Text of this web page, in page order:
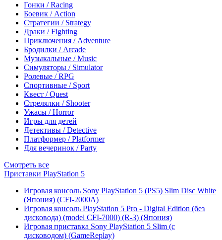
Гонки / Racing
Боевик / Action
Стратегии / Strategy
Драки / Fighting
Приключения / Adventure
Бродилки / Arcade
Музыкальные / Music
Симуляторы / Simulator
Ролевые / RPG
Спортивные / Sport
Квест / Quest
Стрелялки / Shooter
Ужасы / Horror
Игры для детей
Детективы / Detective
Платформер / Platformer
Для вечеринок / Party
Смотреть все
Приставки PlayStation 5
Игровая консоль Sony PlayStation 5 (PS5) Slim Disc White
(Япония) (CFI-2000A)
Игровая консоль PlayStation 5 Pro - Digital Edition (без
дисковода) (model CFI-7000) (R-3) (Япония)
Игровая приставка Sony PlayStation 5 Slim (с
дисководом) (GameReplay)